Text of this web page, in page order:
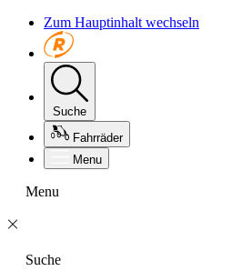
Zum Hauptinhalt wechseln
Suche
Fahrräder
Menu
Menu
Suche